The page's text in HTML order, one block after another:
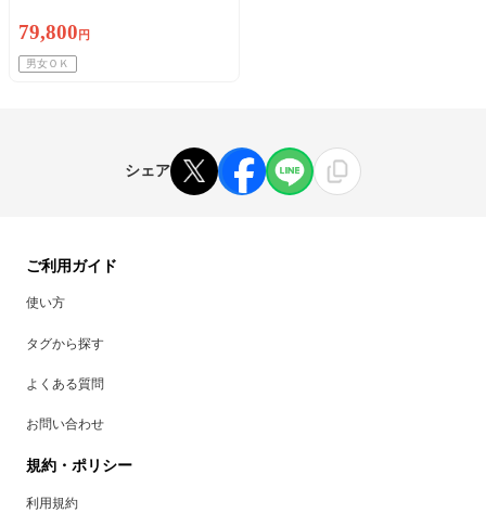
79,800 円
男女ＯＫ
シェア
ご利用ガイド
使い方
タグから探す
よくある質問
お問い合わせ
規約・ポリシー
利用規約